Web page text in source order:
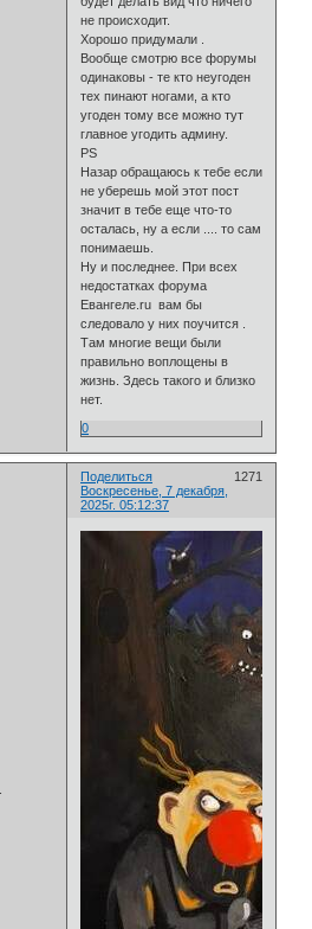
не происходит.
Хорошо придумали .
Вообще смотрю все форумы
одинаковы - те кто неугоден
тех пинают ногами, а кто
угоден тому все можно тут
главное угодить админу.
PS
Назар обращаюсь к тебе если
не уберешь мой этот пост
значит в тебе еще что-то
осталась, ну а если .... то сам
понимаешь.
Ну и последнее. При всех
недостатках форума
Евангеле.ru вам бы
следовало у них поучится .
Там многие вещи были
правильно воплощены в
жизнь. Здесь такого и близко
нет.
0
Поделиться
1271
Воскресенье, 7 декабря,
2025г. 05:12:37